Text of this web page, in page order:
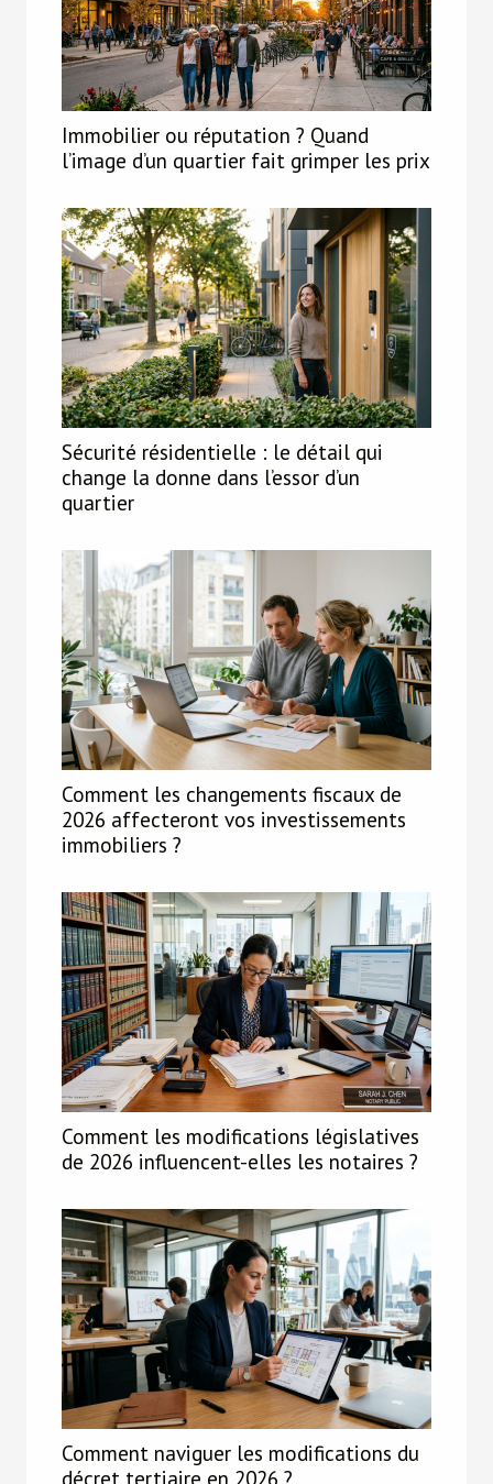
Immobilier ou réputation ? Quand
l’image d’un quartier fait grimper les prix
Sécurité résidentielle : le détail qui
change la donne dans l’essor d’un
quartier
Comment les changements fiscaux de
2026 affecteront vos investissements
immobiliers ?
Comment les modifications législatives
de 2026 influencent-elles les notaires ?
Comment naviguer les modifications du
décret tertiaire en 2026 ?